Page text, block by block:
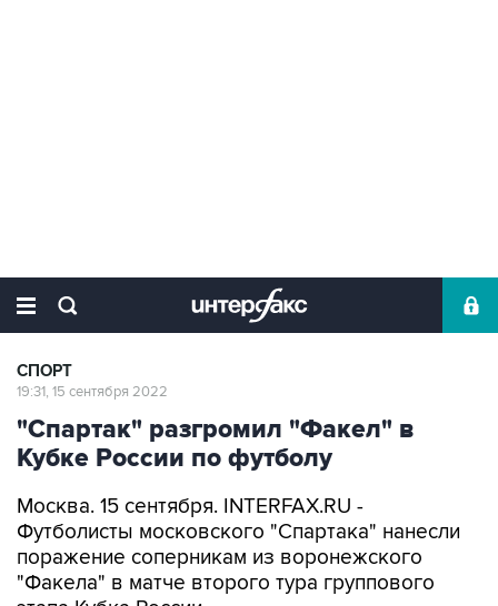
СПОРТ
19:31, 15 сентября 2022
"Спартак" разгромил "Факел" в
Кубке России по футболу
Москва. 15 сентября. INTERFAX.RU -
Футболисты московского "Спартака" нанесли
поражение соперникам из воронежского
"Факела" в матче второго тура группового